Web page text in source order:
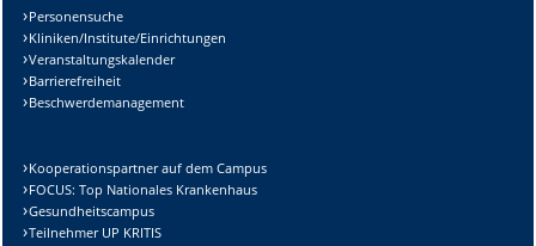
Personensuche
Kliniken/Institute/Einrichtungen
Veranstaltungskalender
Barrierefreiheit
Beschwerdemanagement
Kooperationspartner auf dem Campus
FOCUS: Top Nationales Krankenhaus
Gesundheitscampus
Teilnehmer UP KRITIS